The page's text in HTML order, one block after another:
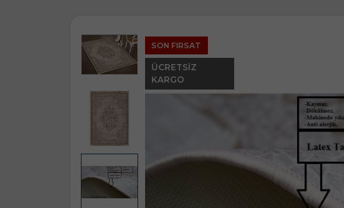
SON FIRSAT
ÜCRETSIZ
KARGO